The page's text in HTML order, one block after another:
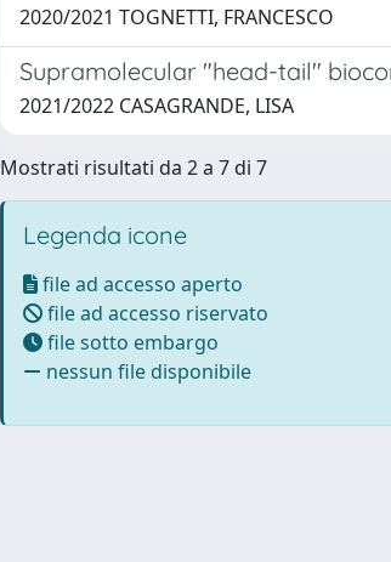
2020/2021 TOGNETTI, FRANCESCO
Supramolecular "head-tail"
2021/2022 CASAGRANDE, LISA
Mostrati risultati da 2 a 7 di 7
Legenda icone
file ad accesso aperto
file ad accesso riservato
file sotto embargo
nessun file disponibile